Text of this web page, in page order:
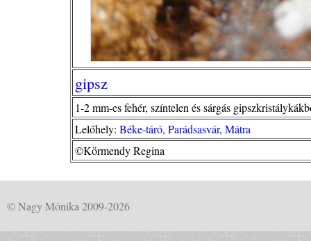
gipsz
1-2 mm-es fehér, színtelen és sárgás
Lelőhely: Béke-táró, Parádsasvár, Mátra
©Körmendy Regina
© Nagy Mónika 2009-2026